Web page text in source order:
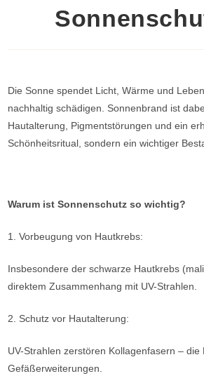
Die Sonne spendet Licht, Wärme und
nachhaltig schädigen. Sonnenbrand ist
Hautalterung, Pigmentstörungen und ein
Schönheitsritual, sondern ein wichtiger
Warum ist Sonnenschutz so wichtig?
1. Vorbeugung von Hautkrebs:
Insbesondere der schwarze Hautkrebs
direktem Zusammenhang mit UV-Strahlen.
2. Schutz vor Hautalterung:
UV-Strahlen zerstören Kollagenfasern –
Gefäßerweiterungen.